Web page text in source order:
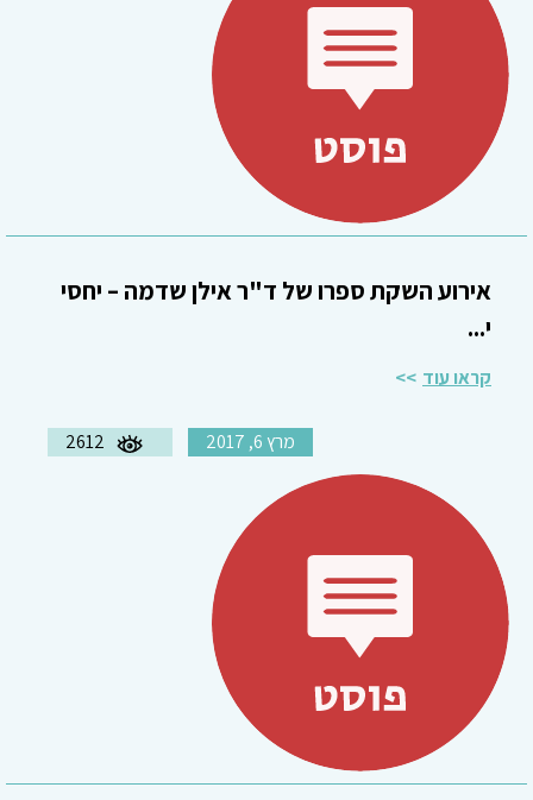
אירוע השקת ספרו של ד"ר אילן שדמה – יחסי
י...
קראו עוד
מרץ 6, 2017 2612